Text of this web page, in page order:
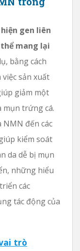
gen liên
mang lại
bằng cách
sản xuất
giảm một
trứng cá.
NMN đến các
kiểm soát
da dễ bị mụn
những hiểu
các
tác động của
trò